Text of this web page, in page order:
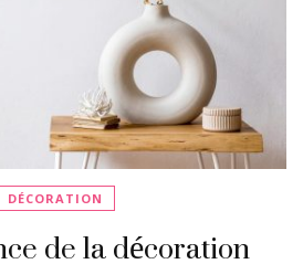
DÉCORATION
de la décoration